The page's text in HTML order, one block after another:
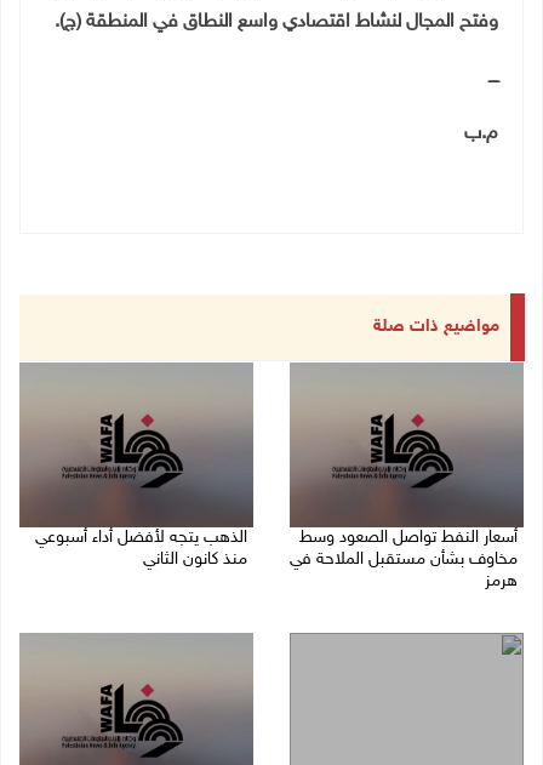
وفتح المجال لنشاط اقتصادي واسع النطاق في المنطقة (ج).
ــــ
م.ب
مواضيع ذات صلة
أسعار النفط تواصل الصعود وسط
مخاوف بشأن مستقبل الملاحة في
هرمز
الذهب يتجه لأفضل أداء أسبوعي
منذ كانون الثاني